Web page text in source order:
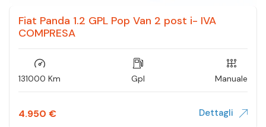
Fiat Panda 1.2 GPL Pop Van 2 post i- IVA
COMPRESA
131000 Km Gpl Manuale
4.950 € Dettagli